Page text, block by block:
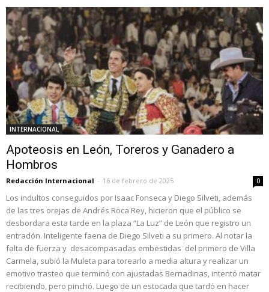
INTERNACIONAL
Apoteosis en León, Toreros y Ganadero a
Hombros
Redacción Internacional - 16 de febrero de 2025 0
Los indultos conseguidos por Isaac Fonseca y Diego Silveti, además
de las tres orejas de Andrés Roca Rey, hicieron que el público se
desbordara esta tarde en la plaza “La Luz” de León que registro un
entradón. Inteligente faena de Diego Silveti a su primero. Al notar la
falta de fuerza y desacompasadas embestidas del primero de Villa
Carmela, subió la Muleta para torearlo a media altura y realizar un
emotivo trasteo que terminó con ajustadas Bernadinas, intentó matar
recibiendo, pero pinchó. Luego de un estocada que tardó en hacer